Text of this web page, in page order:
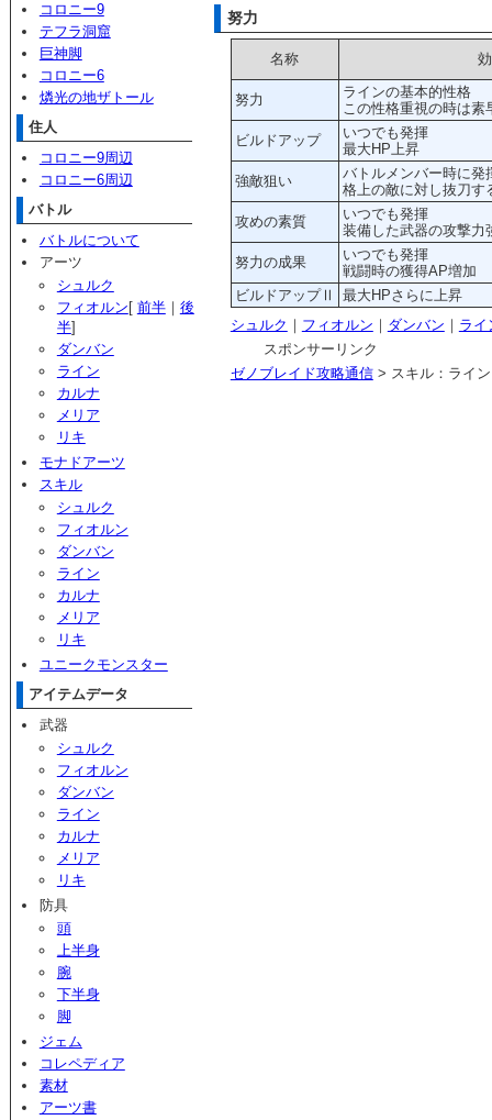
努力
名称
努力
ラインの基本的性格
この性格重視の時は素
ビルドアップ
いつでも発揮
最大HP上昇
強敵狙い
バトルメンバー時に発
格上の敵に対し抜刀す
攻めの素質
いつでも発揮
装備した武器の攻撃力
努力の成果
いつでも発揮
戦闘時の獲得AP増加
ビルドアップⅡ
最大HPさらに上昇
シュルク ｜ フィオルン ｜ ダンバン ｜ ライ
スポンサーリンク
ゼノブレイド攻略通信> スキル：ライン
コロニー9
テフラ洞窟
巨神脚
コロニー6
燐光の地ザトール
住人
コロニー9周辺
コロニー6周辺
バトル
バトルについて
アーツ
シュルク
フィオルン [ 前半｜ 後
半]
ダンバン
ライン
カルナ
メリア
リキ
モナドアーツ
スキル
シュルク
フィオルン
ダンバン
ライン
カルナ
メリア
リキ
ユニークモンスター
アイテムデータ
武器
シュルク
フィオルン
ダンバン
ライン
カルナ
メリア
リキ
防具
頭
上半身
腕
下半身
脚
ジェム
コレペディア
素材
アーツ書